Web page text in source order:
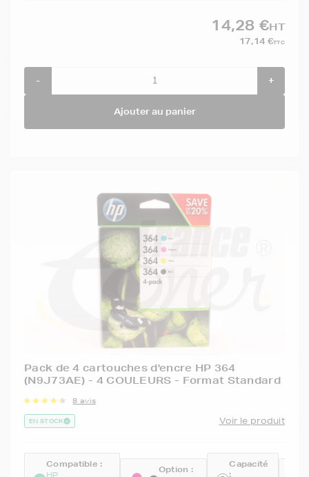
14,28 €HT
17,14 €TTC
- +
Ajouter au panier
Pack de 4 cartouches d'encre HP 364
(N9J73AE) - 4 COULEURS - Format Standard
8 avis
EN STOCK Voir le produit
Compatible :
HP
Option :
Capacité
: